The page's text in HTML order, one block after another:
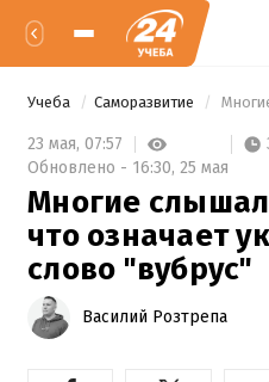
Учеба Саморазвитие
23 мая, 07:57
Обновлено - 16:30, 25 мая
Многие
что означает
слово "вубрус"
Василий Розтрепа